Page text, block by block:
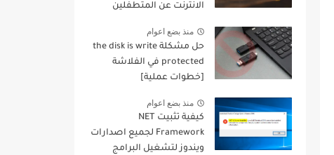
الانترنت عن المتطفلين
منذ بضع اعوام
حل مشكلة the disk is write
protected في الفلاشة
[خطوات عملية]
منذ بضع اعوام
كيفية تثبيت NET
Framework لجميع اصدارات
ويندوز لتشغيل البرامج